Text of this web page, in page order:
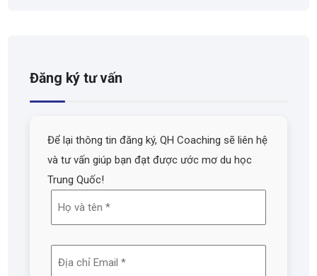
Đăng ký tư vấn
Để lại thông tin đăng ký, QH Coaching sẽ liên hệ
và tư vấn giúp bạn đạt được ước mơ du học
Trung Quốc!
(Required)